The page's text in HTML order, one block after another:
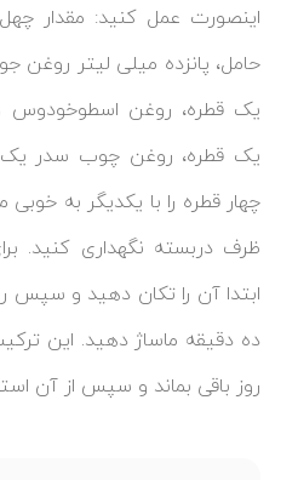
اینصورت عمل کنید: مقدار
حامل، پانزده میلی لیتر
یک قطره، روغن اسطوخودوس
یک قطره، روغن چوب سدر
چهار قطره را با یکدیگر به
ظرف دربسته نگهداری کنید.
ابتدا آن را تکان دهید و سپس
ده دقیقه ماساژ دهید. این
روز باقی بماند و سپس از آن